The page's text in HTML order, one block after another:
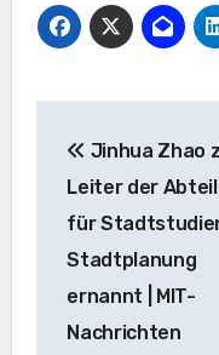
Jinhua Zhao
Leiter der
für
Stadtplanung
ernannt | MIT-
Nachrichten